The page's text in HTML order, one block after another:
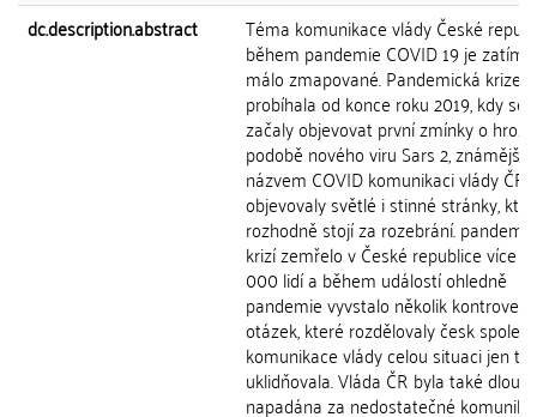
dc.description.abstract
Téma komunikace vlády České
během pandemie COVID 19 je zatím
málo zmapované. Pandemická krize
probíhala od konce roku 2019, kdy se
začaly objevovat první zmínky o
podobě nového viru Sars 2,
názvem COVID komunikaci vlády ČR
objevovaly světlé i stinné stránky,
rozhodně stojí za rozebrání.
krizí zemřelo v České republice více
000 lidí a během událostí ohledně
pandemie vyvstalo několik
otázek, které rozdělovaly česk
komunikace vlády celou situaci jen
uklidňovala. Vláda ČR byla také
napadána za nedostatečné